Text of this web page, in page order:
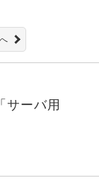
サーバ用